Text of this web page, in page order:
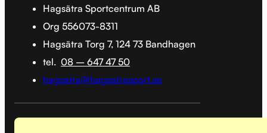
Hagsätra Sportcentrum AB
Org 556073-8311
Hagsätra Torg 7, 124 73 Bandhagen
tel. 08 – 647 47 50
hagsatra@hagsatrasport.se